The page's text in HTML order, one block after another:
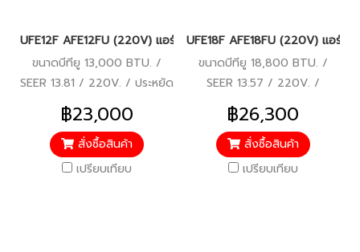
UFE12F AFE12FU (220V) แอร์อีมิเน้นท์ (EMINENT) แบบตั้ง/แขว
ขนาดบีทียู 13,000 BTU. /
SEER 13.81 / 220V. / ประหยัด
ไฟเบอร์ 5 / มอก. / รีโมทไร้สาย
/ รับประกันคอมเพรสเซอร์ 5 ปี
฿23,000
สั่งซื้อสินค้า
เปรียบเทียบ
UFE18F AFE18FU (220V) แอร์
ขนาดบีทียู 18,800 BTU. /
SEER 13.57 / 220V. /
ประหยัดไฟเบอร์ 5 / มอก. /
รีโมทไร้สาย / รับประกัน
คอมเพรสเซอร์ 5 ปี
฿26,300
สั่งซื้อสินค้า
เปรียบเทียบ